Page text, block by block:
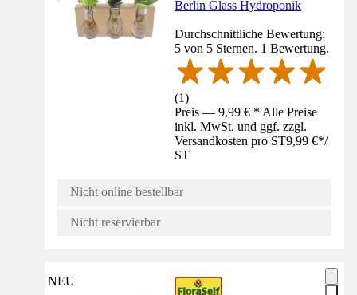
Berlin Glass Hydroponik
Durchschnittliche Bewertung:
5 von 5 Sternen. 1 Bewertung.
(1)
Preis — 9,99 € * Alle Preise
inkl. MwSt. und ggf. zzgl.
Versandkosten pro ST9,99 €*/
ST
Nicht online bestellbar
Nicht reservierbar
NEU